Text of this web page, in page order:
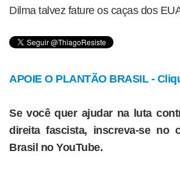
Dilma talvez fature os caças dos
APOIE O PLANTÃO BRASIL -
Se você quer ajudar na luta
direita fascista, inscreva-se no
Brasil no YouTube.